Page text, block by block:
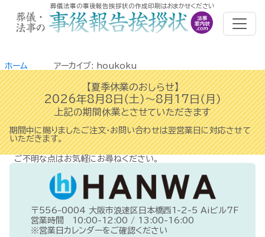
葬儀法事の事後報告挨拶状の作成印刷はおまかせください
ホーム アーカイブ: houkoku
【夏季休業のおしらせ】
2026年8月8日（土）～8月17日（月）
上記の期間休業とさせていただきます
期間中に賜りましたご注文・お問い合わせは翌営業日に対応させて
いただきます。
ご不明な点はお気軽にお尋ねください。
〒556-0004 大阪市浪速区日本橋西1-2-5 Aiビル7F
営業時間 10:00-12:00 / 13:00-16:00
※営業日カレンダーをご確認ください